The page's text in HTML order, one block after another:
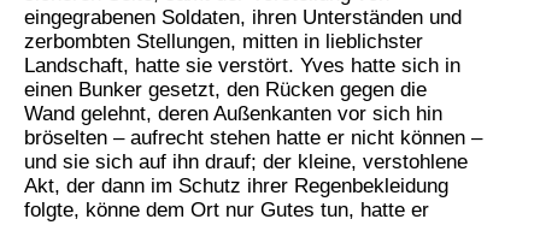
eingegrabenen Soldaten, ihren Unterständen und
zerbombten Stellungen, mitten in lieblichster
Landschaft, hatte sie verstört. Yves hatte sich in
einen Bunker gesetzt, den Rücken gegen die
Wand gelehnt, deren Außenkanten vor sich hin
bröselten – aufrecht stehen hatte er nicht können –
und sie sich auf ihn drauf; der kleine, verstohlene
Akt, der dann im Schutz ihrer Regenbekleidung
folgte, könne dem Ort nur Gutes tun, hatte er